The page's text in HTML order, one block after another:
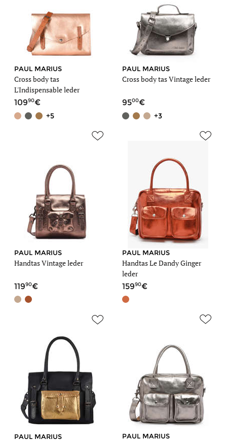
PAUL MARIUS
Cross body tas
L'Indispensable leder
10990
+5
PAUL MARIUS
Cross body tas Vintage leder
9500
+3
PAUL MARIUS
Handtas Vintage leder
11990
PAUL MARIUS
Handtas Le Dandy Ginger
leder
15990
PAUL MARIUS PAUL MARIUS